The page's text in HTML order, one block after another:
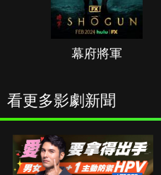
幕府將軍
看更多影劇新聞